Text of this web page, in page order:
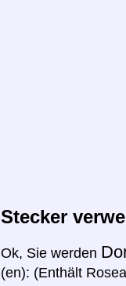
Stecker
Ok, Sie werden
(en): (Enthält